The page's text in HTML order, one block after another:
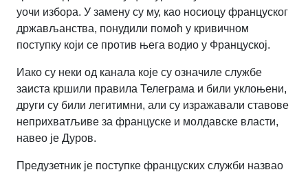
уочи избора. У замену су му, као носиоцу француског
држављанства, понудили помоћ у кривичном
поступку који се против њега водио у Француској.
Иако су неки од канала које су означиле службе
заиста кршили правила Телеграма и били уклоњени,
други су били легитимни, али су изражавали ставове
неприхватљиве за француске и молдавске власти,
навео је Дуров.
Предузетник је поступке француских служби назвао